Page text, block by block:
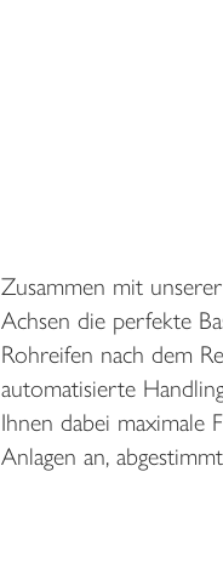
Zusammen mit
Achsen die perfekte
Rohreifen nach dem
automatisierte
Ihnen dabei maximale
Anlagen an,